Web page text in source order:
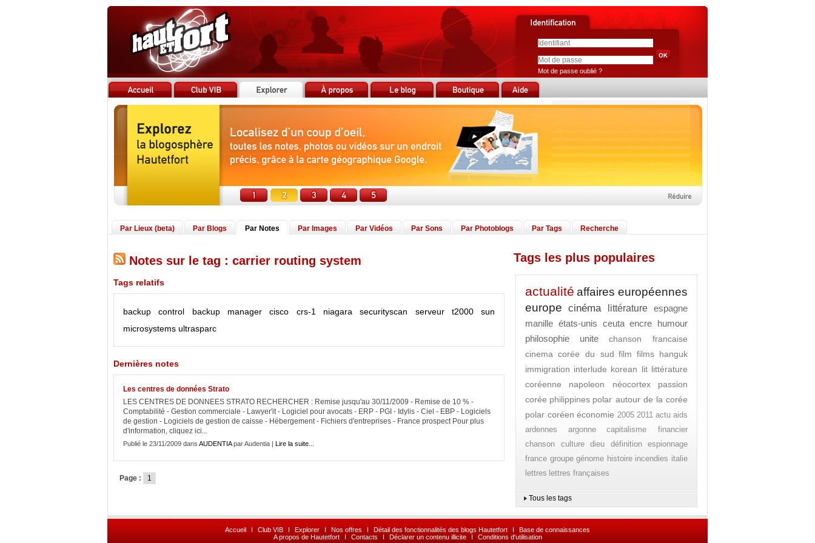
Mot de passe oublié ?
Par Lieux (beta) Par Blogs Par Notes Par Images Par Vidéos Par Sons Par Photoblogs Par Tags Recherche
Notes sur le tag : carrier routing system
Tags relatifs
backup control backup manager cisco crs-1 niagara securityscan serveur t2000
sun
microsystems ultrasparc
Dernières notes
Les centres de données Strato
LES CENTRES DE DONNEES STRATO RECHERCHER : Remise jusqu'au 30/11/2009 - Remise de 10 % -
Comptabilité - Gestion commerciale - Lawyer'it - Logiciel pour avocats - ERP - PGI - Idylis - Ciel - EBP - Logiciels
de gestion - Logiciels de gestion de caisse - Hébergement - Fichiers d'entreprises - France prospect Pour plus
d'information, cliquez ici...
Publié le 23/11/2009 dans AUDENTIApar Audentia | Lire la suite...
Page : 1
Tags les plus populaires
actualité affaires européennes
europe cinéma littérature
espagne
manille états-unis ceuta encre humour
philosophie
unite
chanson francaise
cinema corée du sud film films hanguk
immigration interlude korean lit littérature
coréenne
napoleon néocortex
passion
corée philippines polar autour de la corée
polar coréen économie 2005 2011 actu aids
ardennes
argonne
capitalisme financier
chanson
culture dieu définition
espionnage
france groupe génome histoire incendies italie
lettres lettres françaises
Tous les tags
Accueil I Club VIB I Explorer I Nos offres I Détail des fonctionnalités des blogs Hautetfort I
Base de connaissances
A propos de Hautetfort
I Contacts I Déclarer un contenu illicite I Conditions d'utilisation